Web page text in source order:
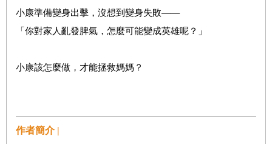
小康準備變身出擊，沒想到變身失敗——
「你對家人亂發脾氣，怎麼可能變成英雄呢？」
小康該怎麼做，才能拯救媽媽？
作者簡介 |